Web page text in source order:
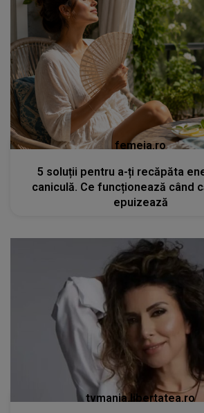
femeia.ro
5 soluții pentru a-ți recăpăta
caniculă. Ce funcționează când
epuizează
tvmania.libertatea.ro